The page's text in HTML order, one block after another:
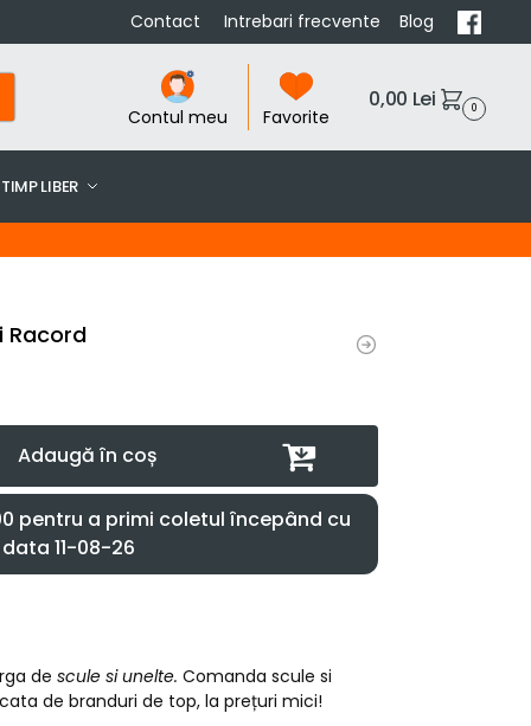
Contact Intrebari frecvente Blog
Contul meu Favorite
0,00 Lei 0
TIMP LIBER
Racord
Adaugă în coș
pentru a primi coletul începând cu
data 11-08-26
de scule si unelte. Comanda scule si
de branduri de top, la prețuri mici!